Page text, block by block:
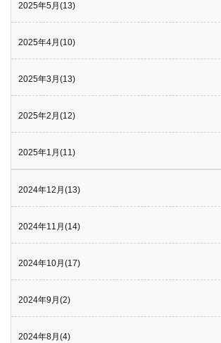
2025年5月(13)
2025年4月(10)
2025年3月(13)
2025年2月(12)
2025年1月(11)
2024年12月(13)
2024年11月(14)
2024年10月(17)
2024年9月(2)
2024年8月(4)